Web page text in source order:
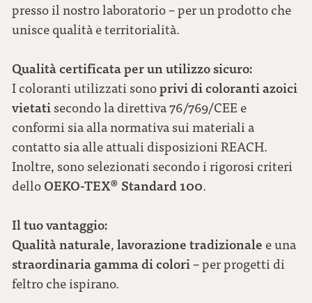
presso il nostro laboratorio – per un prodotto che
unisce qualità e territorialità.
Qualità certificata per un utilizzo sicuro:
I coloranti utilizzati sonoprivi di coloranti azoici
vietati secondo la direttiva 76/769/CEE e
conformi sia alla normativa sui materiali a
contatto sia alle attuali disposizioni REACH.
Inoltre, sono selezionati secondo i rigorosi criteri
dello OEKO-TEX® Standard 100.
Il tuo vantaggio:
Qualità naturale,lavorazione tradizionale e una
straordinaria gamma di colori– per progetti di
feltro che ispirano.